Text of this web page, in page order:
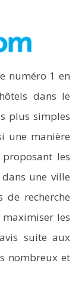
numéro 1 en
dans le
plus simples
une manière
proposant les
une ville
de recherche
les
suite aux
nombreux et